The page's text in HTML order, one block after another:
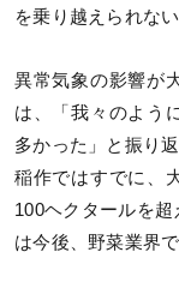
を乗り越えられな
異常気象の影響が
は、「我々のよう
多かった」と振り
稲作ではすでに、
100ヘクタールを
は今後、野菜業界